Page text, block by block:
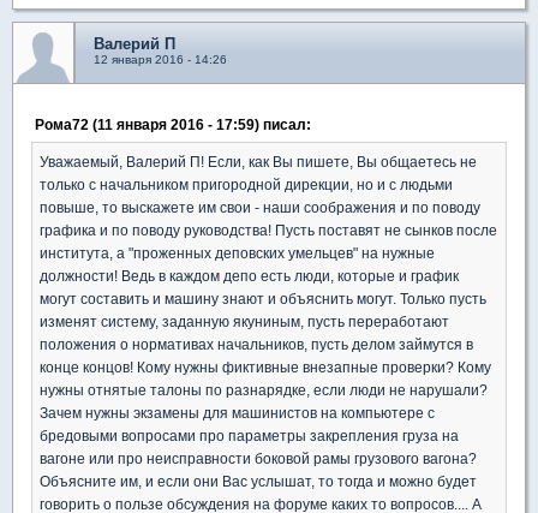
Валерий П
12 января 2016 - 14:26
Рома72 (11 января 2016 - 17:59) писал:
Уважаемый, Валерий П! Если, как Вы пишете, Вы общаетесь не
только с начальником пригородной дирекции, но и с людьми
повыше, то выскажете им свои - наши соображения и по поводу
графика и по поводу руководства! Пусть поставят не сынков после
института, а "проженных деповских умельцев" на нужные
должности! Ведь в каждом депо есть люди, которые и график
могут составить и машину знают и объяснить могут. Только пусть
изменят систему, заданную якуниным, пусть переработают
положения о нормативах начальников, пусть делом займутся в
конце концов! Кому нужны фиктивные внезапные проверки? Кому
нужны отнятые талоны по разнарядке, если люди не нарушали?
Зачем нужны экзамены для машинистов на компьютере с
бредовыми вопросами про параметры закрепления груза на
вагоне или про неисправности боковой рамы грузового вагона?
Объясните им, и если они Вас услышат, то тогда и можно будет
говорить о пользе обсуждения на форуме каких то вопросов.... А